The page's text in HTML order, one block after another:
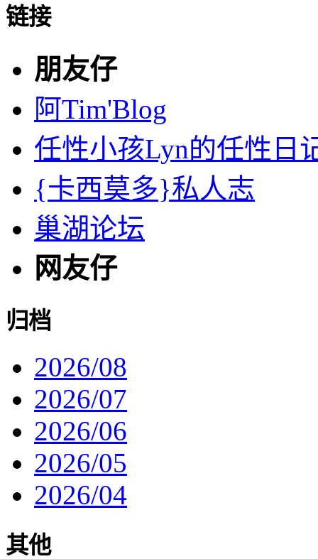
链接
朋友仔
阿Tim'Blog
任性小孩Lyn的任性日
{卡西莫多}私人志
巢湖论坛
网友仔
归档
2026/08
2026/07
2026/06
2026/05
2026/04
其他